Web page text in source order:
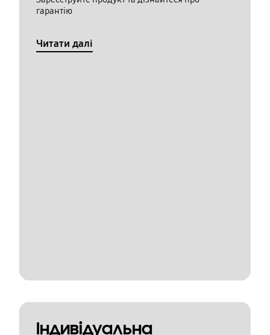
гарантію
Читати далі
Індивідуальна